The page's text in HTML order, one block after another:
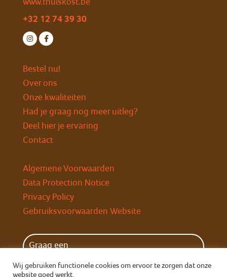
+32 12 74 39 30
Bestel nu!
Over ons
Onze kwaliteiten
Had je graag nog meer uitleg?
Deel hier je ervaring
Contact
Algemene Voorwaarden
Data Protection Notice
Privacy Policy
Gebruiksvoorwaarden Website
Graag een
Wij gebruiken functionele cookies om ervoor te zorgen dat onze
website goed werkt.